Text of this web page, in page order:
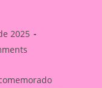
2025